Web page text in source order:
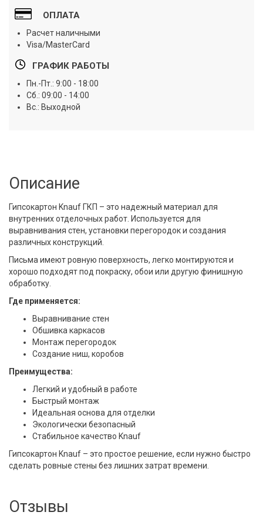
ОПЛАТА
Расчет наличными
Visa/MasterCard
ГРАФИК РАБОТЫ
Пн.-Пт.: 9:00 - 18:00
Сб.: 09:00 - 14:00
Вс.: Выходной
Описание
Гипсокартон Knauf ГКП – это надежный материал для
внутренних отделочных работ. Используется для
выравнивания стен, установки перегородок и создания
различных конструкций.
Письма имеют ровную поверхность, легко монтируются и
хорошо подходят под покраску, обои или другую финишную
обработку.
Где применяется:
Выравнивание стен
Обшивка каркасов
Монтаж перегородок
Создание ниш, коробов
Преимущества:
Легкий и удобный в работе
Быстрый монтаж
Идеальная основа для отделки
Экологически безопасный
Стабильное качество Knauf
Гипсокартон Knauf – это простое решение, если нужно быстро
сделать ровные стены без лишних затрат времени.
Отзывы